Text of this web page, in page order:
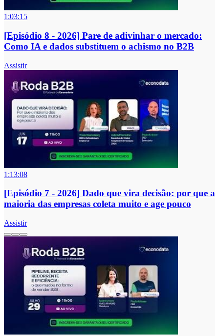
1:03:15
[Episódio 8 - 2026] Pare de adivinhar o mercado:
Como IA e dados substituem o achismo no B2B
Assistir
1:13:08
[Episódio 7 - 2026] Dado que vira decisão: por que a
maioria das empresas coleta muito e age pouco
Assistir